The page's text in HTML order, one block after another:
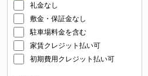
礼金なし
敷金・保証金なし
駐車場料金を含む
家賃クレジット払い可
初期費用クレジット払い可